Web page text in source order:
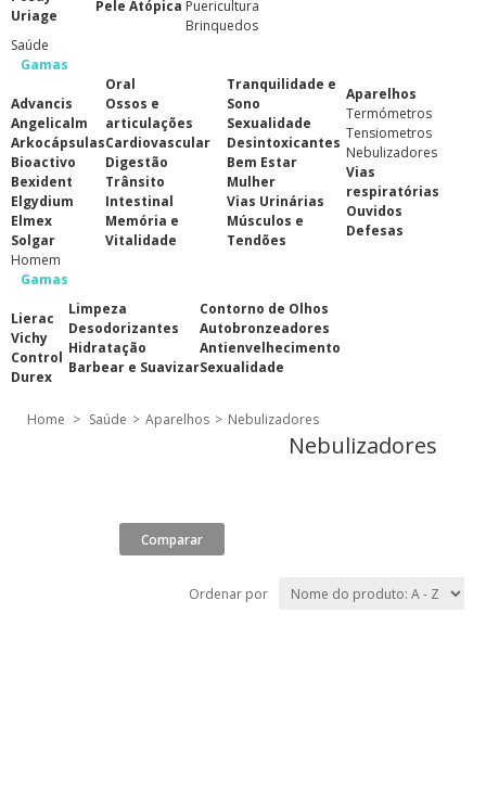
Uriage
Pele Atópica Puericultura
Brinquedos
Saúde
Gamas
Advancis
Angelicalm
Arkocápsulas
Bioactivo
Bexident
Elgydium
Elmex
Solgar
Oral
Ossos e
articulações
Cardiovascular
Digestão
Trânsito
Intestinal
Memória e
Vitalidade
Tranquilidade e
Sono
Sexualidade
Desintoxicantes
Bem Estar
Mulher
Vias Urinárias
Músculos e
Tendões
Aparelhos
Termómetros
Tensiometros
Nebulizadores
Vias
respiratórias
Ouvidos
Defesas
Homem
Gamas
Lierac
Vichy
Control
Durex
Limpeza
Desodorizantes
Hidratação
Barbear e Suavizar
Contorno de Olhos
Autobronzeadores
Antienvelhecimento
Sexualidade
Home > Saúde > Aparelhos > Nebulizadores
Nebulizadores
Ordenar por